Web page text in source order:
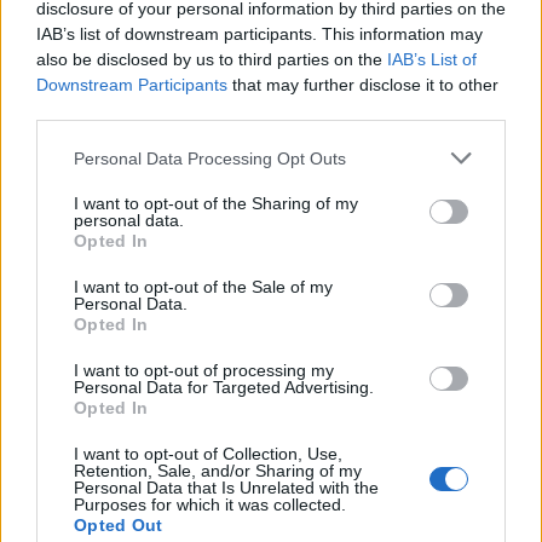
disclosure of your personal information by third parties on the
IAB’s list of downstream participants. This information may
also be disclosed by us to third parties on the IAB’s List of
Downstream Participants that may further disclose it to other
Personal Data Processing Opt Outs
I want to opt-out of the Sharing of my
personal data.
Opted In
I want to opt-out of the Sale of my
Personal Data.
Opted In
I want to opt-out of processing my
Personal Data for Targeted Advertising.
Opted In
I want to opt-out of Collection, Use,
Retention, Sale, and/or Sharing of my
Personal Data that Is Unrelated with the
Purposes for which it was collected.
Opted Out
Σύμφωνα με ενημερωτικό της διοίκησης προς το
προσωπικό του ΕΟΠΥΥ, η διαδικασία αυτή
οδηγεί σε ταχύτερη εξυπηρέτηση του πολίτη,
καθώς η έγκριση από τους ελεγκτές του
Οργανισμού θα γίνεται ηλεκτρονικά. Μειώνεται,
επίσης, και η γραφειοκρατία, καθώς δεν
απαιτείται φυσική παρουσία του πολίτη στις
υπηρεσίες. Όφελος θα υπάρχει άλλωστε και για
τους παρόχους, οι οποίοι θα αποζημιώνονται σε